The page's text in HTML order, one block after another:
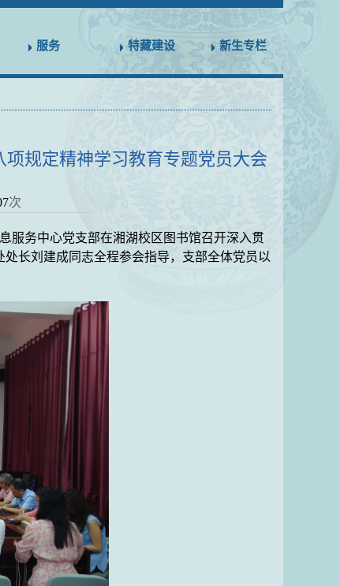
服务 特藏建设 新生专栏
规定精神学习教育专题党员大会
次
服务中心党支部在湘湖校区 图书馆召开深入贯
处长刘建成同志全程参会指导，支部全体党员以